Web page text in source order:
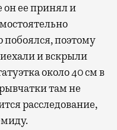
он ее принял и
побоялся, поэтому
и вскрыли
около 40 см в
там не
расследование,